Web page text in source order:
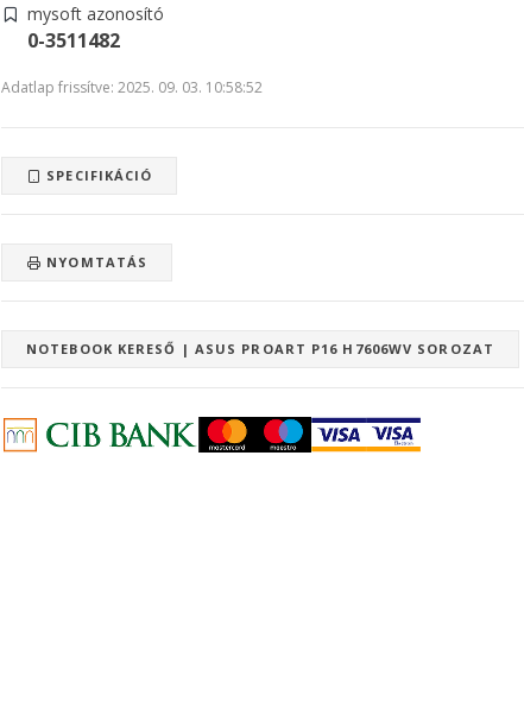
mysoft azonosító
0-3511482
Adatlap frissítve: 2025. 09. 03. 10:58:52
SPECIFIKÁCIÓ
NYOMTATÁS
NOTEBOOK KERESŐ | ASUS PROART P16 H7606WV SOROZAT